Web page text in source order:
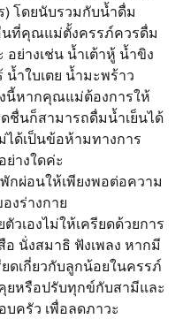
) โดยนับรวมกับน้ำดื่ม
นที่คุณแม่ตั้งครรภ์ควรดื่ม
อย่างเช่น น้ำเต้าหู้ น้ำขิง
น้ำใบเตย น้ำมะพร้าว
นี้หากคุณแม่ต้องการให้
ดชื่นก็สามารถดื่มน้ำเย็นได้
ได้เป็นข้อห้ามทางการ
างใดค่ะ
กผ่อนให้เพียงพอต่อความ
งร่างกาย
วเองไม่ให้เครียดด้วยการ
อ นั่งสมาธิ ฟังเพลง หากมี
ดเกี่ยวกับลูกน้อยในครรภ์
ยหรือปรับทุกข์กับสามีและ
บครัว เพื่อลดภาวะ